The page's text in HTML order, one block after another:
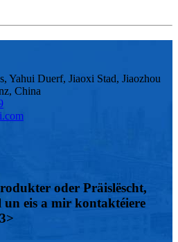
Yahui Duerf, Jiaoxi Stad, Jiaozhou
China
oder Präislëscht,
eis a mir kontaktéiere